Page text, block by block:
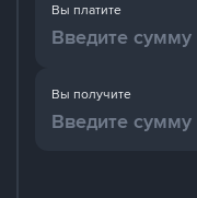
Вы платите
Вы получите